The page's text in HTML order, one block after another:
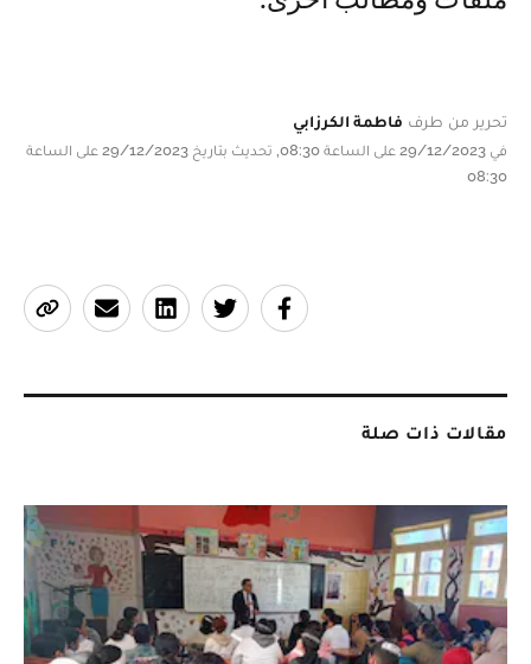
تحرير من طرف فاطمة الكرزابي
في 29/12/2023 على الساعة 08:30, تحديث بتاريخ 29/12/2023 على الساعة
08:30
مقالات ذات صلة